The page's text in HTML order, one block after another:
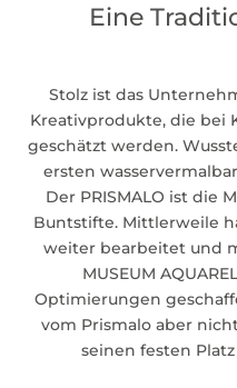
Eine
Stolz ist das
Kreativprodukte, die bei
geschätzt werden.
ersten
Der PRISMALO ist die
Buntstifte. Mittlerweile
weiter bearbeitet und
MUSEUM
Optimierungen
vom Prismalo aber
seinen festen